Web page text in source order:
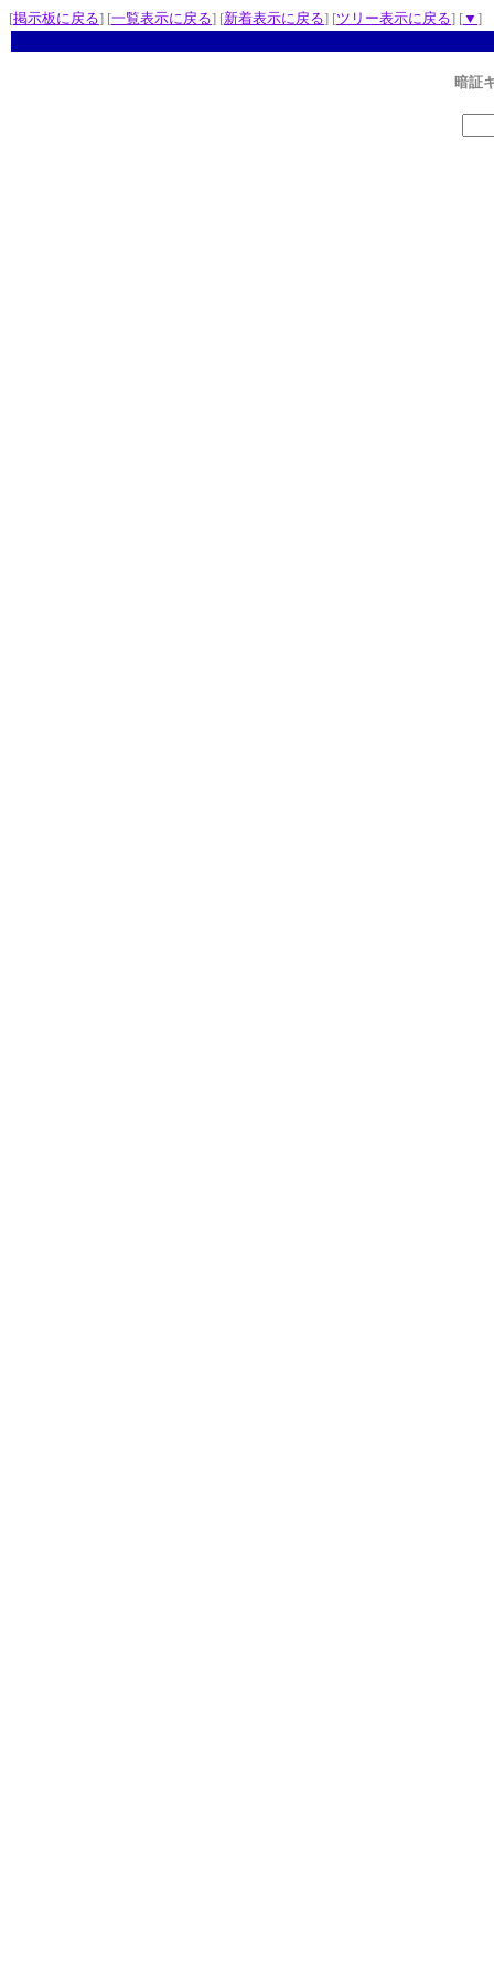
[掲示板に戻る] [一覧表示に戻る] [新着表示に戻る] [ツリー表示に戻る] [▼ ]
暗証